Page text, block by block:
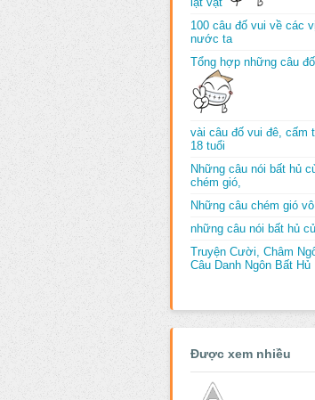
100 câu đố vui về các
nước ta
Tổng hợp những câu
vài câu đố vui đê, cấm
18 tuổi
Những câu nói bất hủ
chém gió,
Những câu chém gió
những câu nói bất hủ
Truyện Cười, Châm
Câu Danh Ngôn Bất Hủ
Được xem nhiều